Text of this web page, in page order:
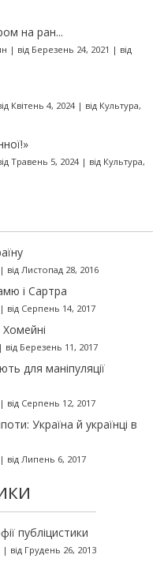
на ран...
| від Березень 24, 2021 | від
Квітень 4, 2024| від Культура,
Травень 5, 2024| від Культура,
від Листопад 28, 2016
і Сартра
від Серпень 14, 2017
Хомейні
від Березень 11, 2017
для маніпуляції
від Серпень 12, 2017
Україна й українці в
від Липень 6, 2017
публіцистики
| від Грудень 26, 2013